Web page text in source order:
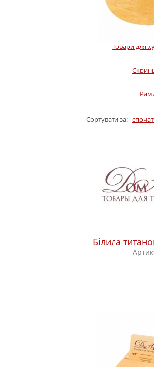
Товари для
Сортувати за:
Білила